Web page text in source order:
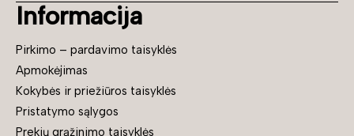
Informacija
Pirkimo – pardavimo taisyklės
Apmokėjimas
Kokybės ir priežiūros taisyklės
Pristatymo sąlygos
Prekių grąžinimo taisyklės